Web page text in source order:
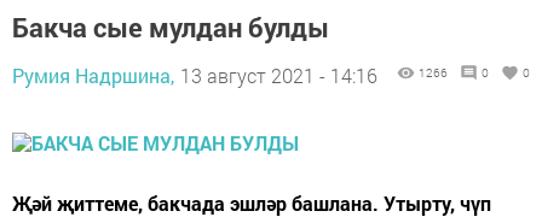
Бакча сые мулдан булды
Румия Надршина, 13 август 2021 - 14:16 1266 0 0
Җәй җиттеме, бакчада эшләр башлана. Утырту, чүп